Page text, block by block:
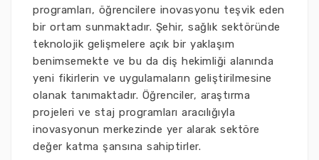
programları, öğrencilere inovasyonu teşvik eden
bir ortam sunmaktadır. Şehir, sağlık sektöründe
teknolojik gelişmelere açık bir yaklaşım
benimsemekte ve bu da diş hekimliği alanında
yeni fikirlerin ve uygulamaların geliştirilmesine
olanak tanımaktadır. Öğrenciler, araştırma
projeleri ve staj programları aracılığıyla
inovasyonun merkezinde yer alarak sektöre
değer katma şansına sahiptirler.